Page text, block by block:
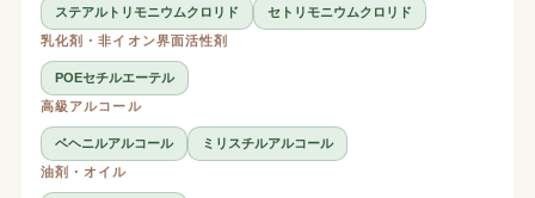
ステアルトリモニウムクロリド
セトリモニウムクロリド
乳化剤・非イオン界面活性剤
POEセチルエーテル
高級アルコール
ベヘニルアルコール
ミリスチルアルコール
油剤・オイル